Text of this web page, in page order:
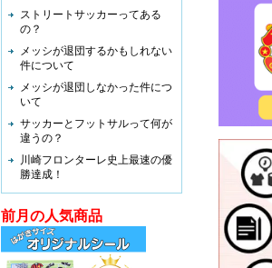
ストリートサッカーってある
の？
メッシが退団するかもしれない
件について
メッシが退団しなかった件につ
いて
サッカーとフットサルって何が
違うの？
川崎フロンターレ史上最速の優
勝達成！
前月の人気商品